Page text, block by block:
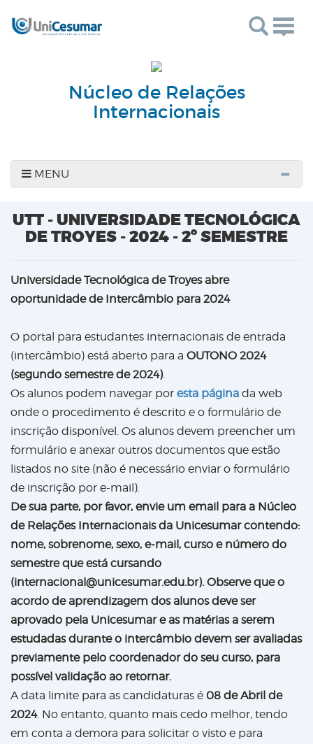
Núcleo de Relações
Internacionais
MENU
UTT - UNIVERSIDADE TECNOLÓGICA
DE TROYES - 2024 - 2º SEMESTRE
Universidade Tecnológica de Troyes abre
oportunidade de Intercâmbio para 2024
O portal para estudantes internacionais de entrada
(intercâmbio) está aberto para a OUTONO 2024
(segundo semestre de 2024).
Os alunos podem navegar por esta página da web
onde o procedimento é descrito e o formulário de
inscrição disponível. Os alunos devem preencher um
formulário e anexar outros documentos que estão
listados no site (não é necessário enviar o formulário
de inscrição por e-mail).
De sua parte, por favor, envie um email para a Núcleo
de Relações Internacionais da Unicesumar contendo:
nome, sobrenome, sexo, e-mail, curso e número do
semestre que está cursando
(internacional@unicesumar.edu.br). Observe que o
acordo de aprendizagem dos alunos deve ser
aprovado pela Unicesumar e as matérias a serem
estudadas durante o intercâmbio devem ser avaliadas
previamente pelo coordenador do seu curso, para
possível validação ao retornar.
A data limite para as candidaturas é 08 de Abril de
2024. No entanto, quanto mais cedo melhor, tendo
em conta a demora para solicitar o visto e para